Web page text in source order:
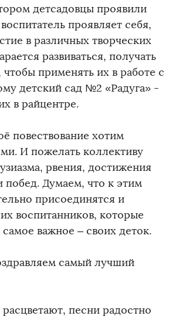
детсадовцы проявили
проявляет себя,
в различных творческих
развиваться, получать
применять их в работе с
детский сад №2 «Радуга» -
в райцентре.
повествование хотим
И пожелать коллективу
рвения, достижения
побед. Думаем, что к этим
присоединятся и
воспитанников, которые
важное – своих деток.
самый лучший
песни радостно